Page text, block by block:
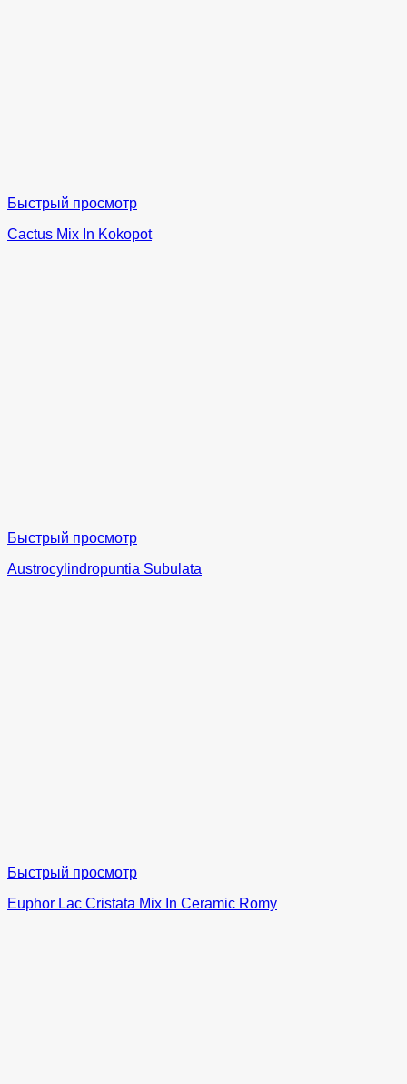
Быстрый просмотр
Cactus Mix In Kokopot
Быстрый просмотр
Austrocylindropuntia Subulata
Быстрый просмотр
Euphor Lac Cristata Mix In Ceramic Romy